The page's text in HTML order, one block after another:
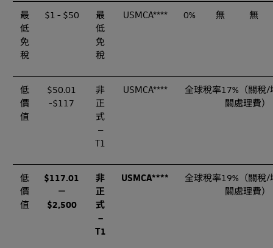
最
低
免
稅
$1 - $50
最
低
免
稅
USMCA**** 0% 無 無
低
價
值
$50.01
-$117
非
正
式
–
T1
USMCA****
全球稅率17%（關稅
關處理費）
低
價
值
$117.01
－
$2,500
非
正
式
–
T1
USMCA****
全球稅率19%（關稅
關處理費）